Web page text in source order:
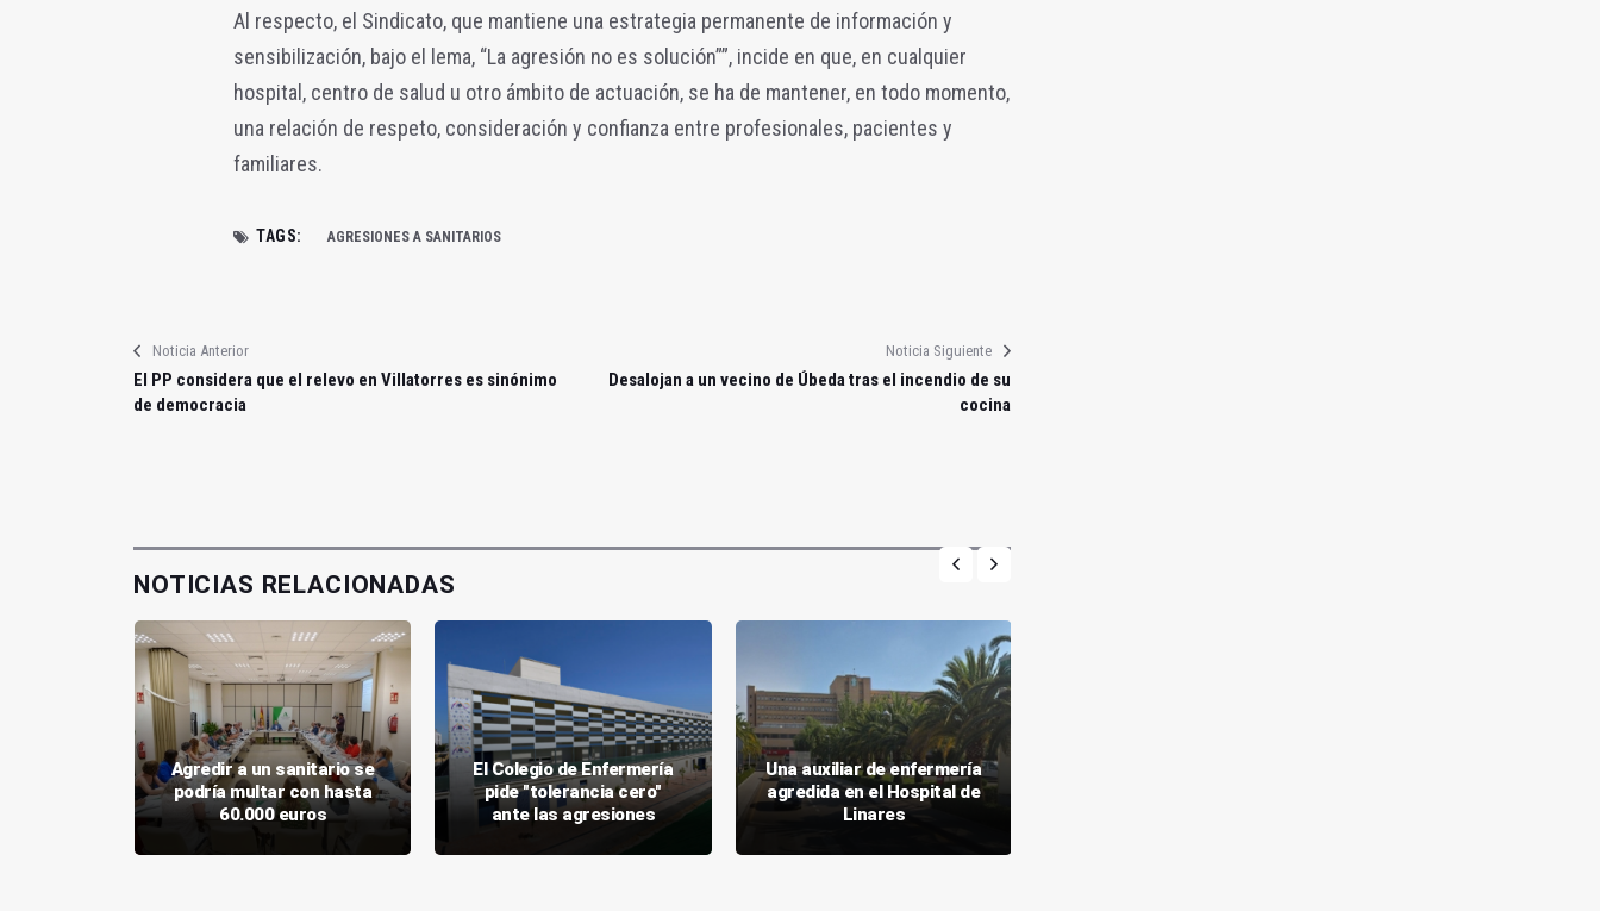
Al respecto, el Sindicato, que mantiene una estrategia permanente de información y
sensibilización, bajo el lema, “La agresión no es solución””, incide en que, en cualquier
hospital, centro de salud u otro ámbito de actuación, se ha de mantener, en todo momento,
una relación de respeto, consideración y confianza entre profesionales, pacientes y
familiares.
TAGS: AGRESIONES A SANITARIOS
Noticia Anterior
El PP considera que el relevo en Villatorres es sinónimo
de democracia
Noticia Siguiente
Desalojan a un vecino de Úbeda tras el incendio de su
cocina
NOTICIAS RELACIONADAS
Agredir a un sanitario se
podría multar con hasta
60.000 euros
El Colegio de Enfermería
pide "tolerancia cero"
ante las agresiones
Una auxiliar de enfermería
agredida en el Hospital de
Linares